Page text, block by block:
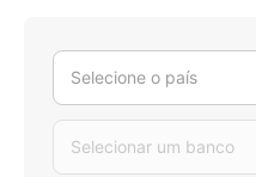
Selecione o país
Selecionar um banco